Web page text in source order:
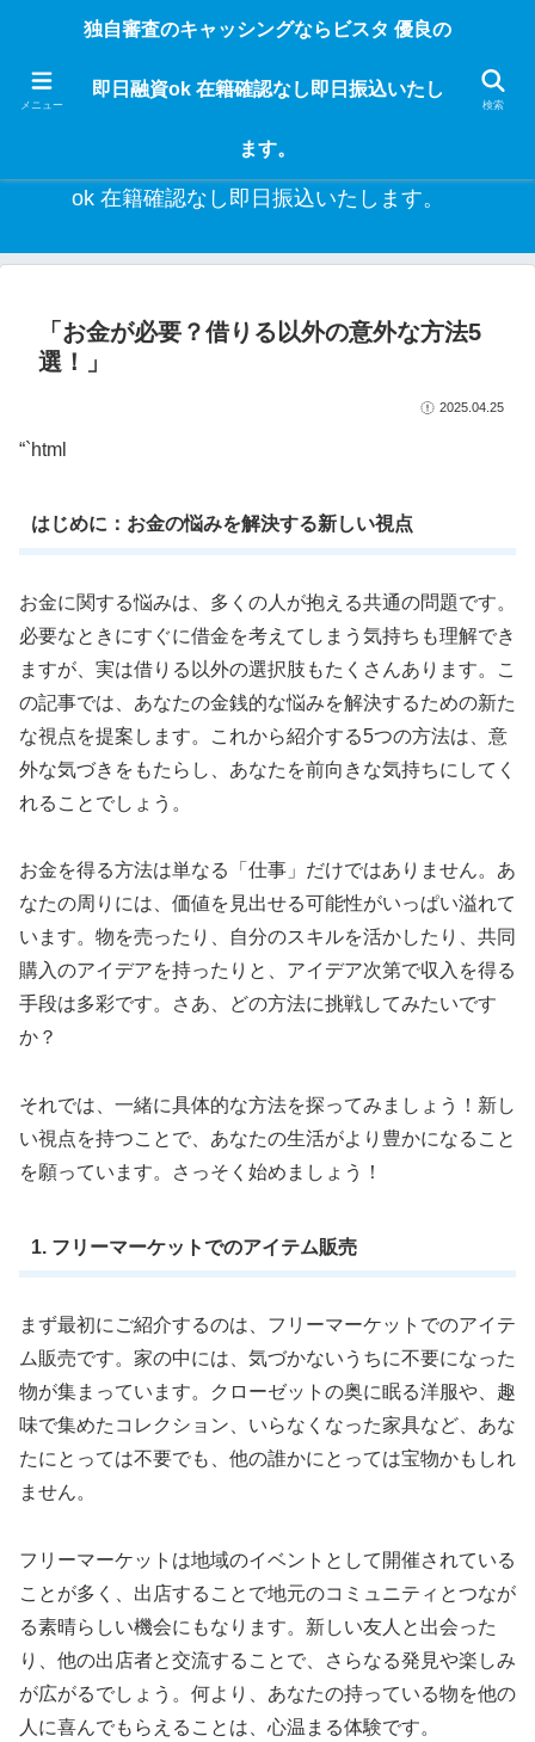
独自審査のフリーローンならビスタなら24時間365日 在籍確認なしで借りれる
な入用があっても安心！融資率97％！仕事をしている人ならブラックでも給料
日返済の１ヶ月融資で借りられるから安心！
独自審査のキャッシングならビスタ 優良の即日融資
ok 在籍確認なし即日振込いたします。
「お金が必要？借りる以外の意外な方法5
選！」
2025.04.25
“`html
はじめに：お金の悩みを解決する新しい視点
お金に関する悩みは、多くの人が抱える共通の問題です。
必要なときにすぐに借金を考えてしまう気持ちも理解でき
ますが、実は借りる以外の選択肢もたくさんあります。こ
の記事では、あなたの金銭的な悩みを解決するための新た
な視点を提案します。これから紹介する5つの方法は、意
外な気づきをもたらし、あなたを前向きな気持ちにしてく
れることでしょう。
お金を得る方法は単なる「仕事」だけではありません。あ
なたの周りには、価値を見出せる可能性がいっぱい溢れて
います。物を売ったり、自分のスキルを活かしたり、共同
購入のアイデアを持ったりと、アイデア次第で収入を得る
手段は多彩です。さあ、どの方法に挑戦してみたいです
か？
それでは、一緒に具体的な方法を探ってみましょう！新し
い視点を持つことで、あなたの生活がより豊かになること
を願っています。さっそく始めましょう！
1. フリーマーケットでのアイテム販売
まず最初にご紹介するのは、フリーマーケットでのアイテ
ム販売です。家の中には、気づかないうちに不要になった
物が集まっています。クローゼットの奥に眠る洋服や、趣
味で集めたコレクション、いらなくなった家具など、あな
たにとっては不要でも、他の誰かにとっては宝物かもしれ
ません。
フリーマーケットは地域のイベントとして開催されている
ことが多く、出店することで地元のコミュニティとつなが
る素晴らしい機会にもなります。新しい友人と出会った
り、他の出店者と交流することで、さらなる発見や楽しみ
が広がるでしょう。何より、あなたの持っている物を他の
人に喜んでもらえることは、心温まる体験です。
メニュー
独自審査のキャッシングならビスタ 優良の
即日融資ok 在籍確認なし即日振込いたし
ます。
検索